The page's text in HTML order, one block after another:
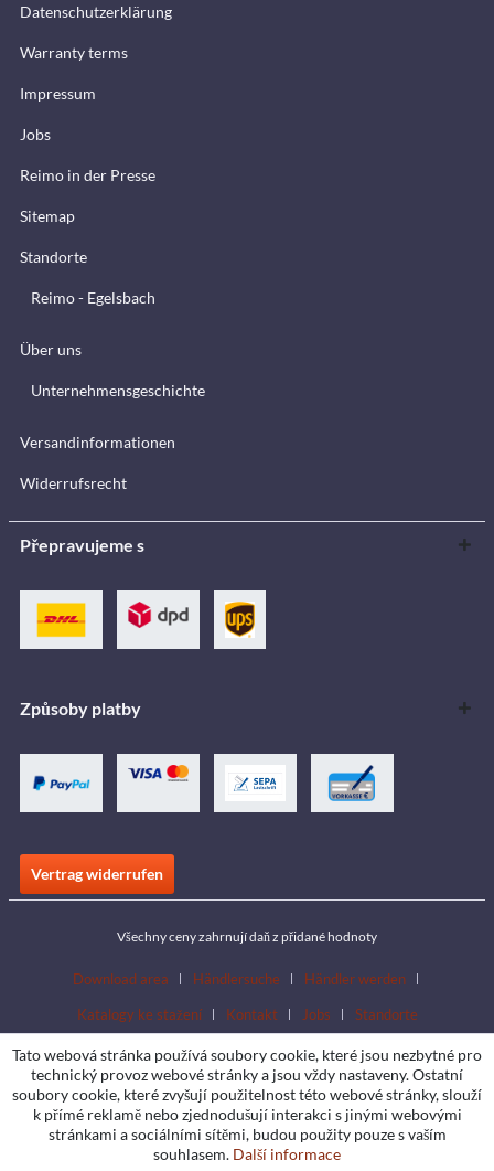
Datenschutzerklärung
Warranty terms
Impressum
Jobs
Reimo in der Presse
Sitemap
Standorte
Reimo - Egelsbach
Über uns
Unternehmensgeschichte
Versandinformationen
Widerrufsrecht
Přepravujeme s
Způsoby platby
Vertrag widerrufen
Všechny ceny zahrnují daň z přidané hodnoty
Download area Händlersuche
Händler werden
Katalogy ke stažení
Kontakt Jobs Standorte
Tato webová stránka používá soubory cookie, které jsou nezbytné pro
technický provoz webové stránky a jsou vždy nastaveny. Ostatní
soubory cookie, které zvyšují použitelnost této webové stránky, slouží
k přímé reklamě nebo zjednodušují interakci s jinými webovými
stránkami a sociálními sítěmi, budou použity pouze s vaším
souhlasem. Další informace